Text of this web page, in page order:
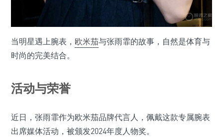
当明星遇上腕表， 欧米茄与张雨霏的故事，自然是体育与
时尚的完美结合。
活动与荣誉
近日，张雨霏作为欧米茄品牌代言人，佩戴这款专属腕表
出席媒体活动，被颁发2024年度人物奖。